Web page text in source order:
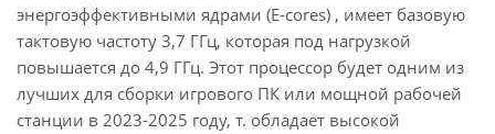
энергоэффективными ядрами (E-cores) , имеет базовую
тактовую частоту 3,7 ГГц, которая под нагрузкой
повышается до 4,9 ГГц. Этот процессор будет одним из
лучших для сборки игрового ПК или мощной рабочей
станции в 2023-2025 году, т. обладает высокой